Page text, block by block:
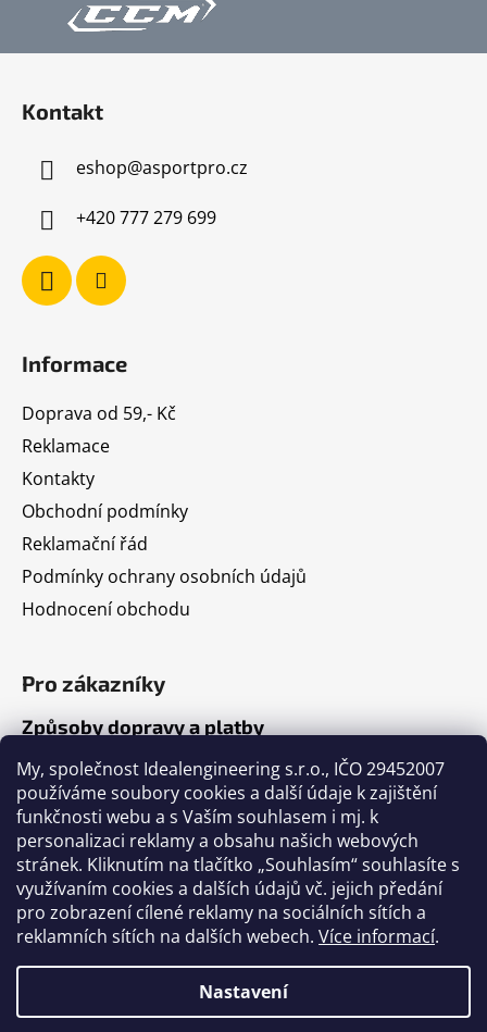
My, společnost Idealengineering s.r.o., IČO 29452007
používáme soubory cookies a další údaje k zajištění
funkčnosti webu a s Vaším souhlasem i mj. k
personalizaci reklamy a obsahu našich webových
stránek. Kliknutím na tlačítko „Souhlasím“ souhlasíte s
využívaním cookies a dalších údajů vč. jejich předání
pro zobrazení cílené reklamy na sociálních sítích a
reklamních sítích na dalších webech. Více informací.
Nastavení
Kontakt
eshop@asportpro.cz
+420 777 279 699
Informace
Doprava od 59,- Kč
Reklamace
Kontakty
Obchodní podmínky
Reklamační řád
Podmínky ochrany osobních údajů
Hodnocení obchodu
Pro zákazníky
Způsoby dopravy a platby
Jak nakupovat
Články
Výběr volejbalového míče
Výběr fotbalového míče
Tabulka velikostí míčů